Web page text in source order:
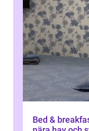
Bed & breakfast